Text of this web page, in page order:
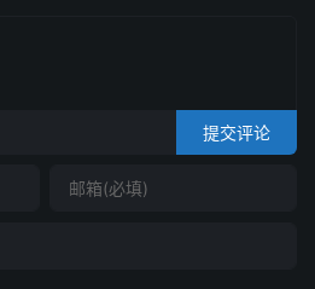
提交评论